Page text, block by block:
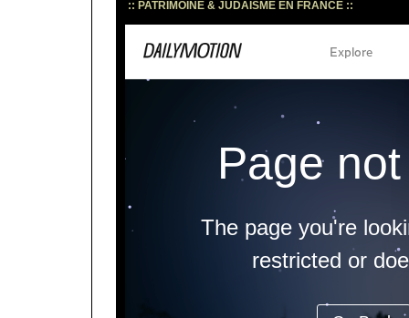
:: PATRIMOINE & JUDAÏSME EN FRANCE ::